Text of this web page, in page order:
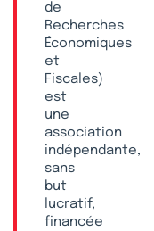
de
Recherches
Économiques
et
Fiscales)
est
une
association
indépendante,
sans
but
lucratif,
financée